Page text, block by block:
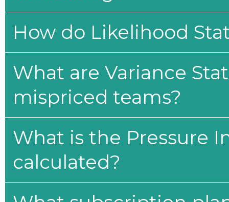
How do Likelihood
What are Variance
mispriced teams?
What is the Pressure
calculated?